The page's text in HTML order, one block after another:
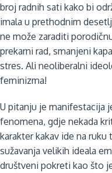
broj radnih sati kako bi
imala u prethodnim
ne može zaraditi
prekarni rad, smanjeni
stres. Ali neoliberalni
feminizma!
U pitanju je manifestacija
fenomena, gdje nekada
karakter kakav ide na
sužavanja velikih ideala
društveni pokreti kao što